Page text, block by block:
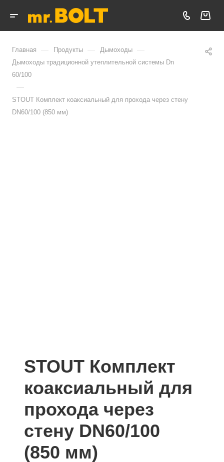
Главная — Продукты — Дымоходы —
Дымоходы традиционной утеплительной системы Dn
60/100
—
STOUT Комплект коаксиальный для прохода через стену
DN60/100 (850 мм)
STOUT Комплект
коаксиальный для
прохода через
стену DN60/100
(850 мм)